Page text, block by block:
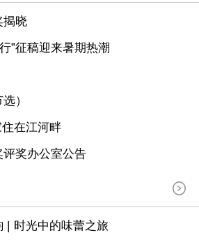
揭晓
”征稿迎来暑期热潮
）
在江河畔
奖办公室公告
| 时光中的味蕾之旅